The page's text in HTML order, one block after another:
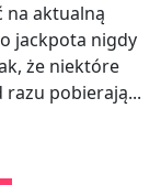
na aktualną
jackpota nigdy
że niektóre
razu pobierają...